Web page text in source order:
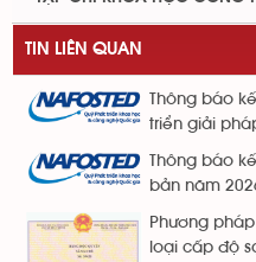
TIN LIÊN QUAN
Thông báo
triển giải
Thông báo
bản năm
Phương
loại cấp độ